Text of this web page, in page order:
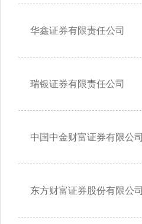
华鑫证券有限责任公司
瑞银证券有限责任公司
中国中金财富证券有限公司
东方财富证券股份有限公司